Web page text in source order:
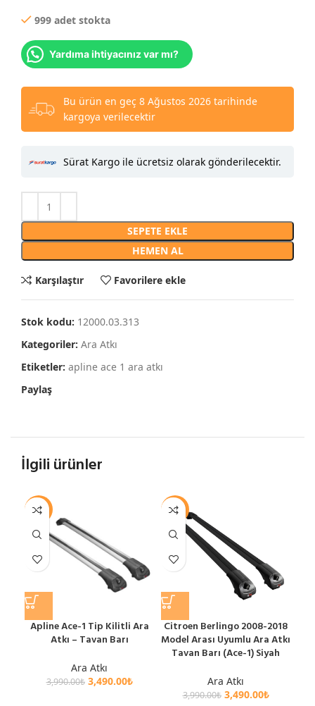
999 adet stokta
Yardıma ihtiyacınız var mı?
Bu ürün en geç 8 Ağustos 2026 tarihinde
kargoya verilecektir
Sürat Kargo ile ücretsiz olarak gönderilecektir.
SEPETE EKLE
HEMEN AL
Karşılaştır Favorilere ekle
Stok kodu: 12000.03.313
Kategoriler: Ara Atkı
Etiketler: apline ace 1 ara atkı
Paylaş
İlgili ürünler
-13%
Apline Ace-1 Tip Kilitli Ara
Atkı – Tavan Barı
Ara Atkı
3,990.00₺ 3,490.00₺
-13%
Citroen Berlingo 2008-2018
Model Arası Uyumlu Ara Atkı
Tavan Barı (Ace-1) Siyah
Ara Atkı
3,990.00₺ 3,490.00₺